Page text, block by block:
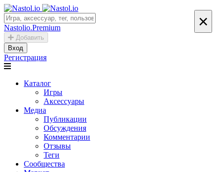
Nastolio.Premium
Добавить
Вход
Регистрация
Каталог
Игры
Аксессуары
Медиа
Публикации
Обсуждения
Комментарии
Отзывы
Теги
Сообщества
×